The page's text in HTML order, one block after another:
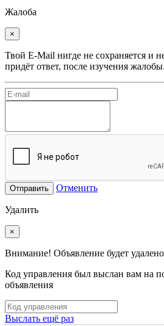
Жалоба
×
Твой E-Mail нигде не сохраняется и
придёт ответ, после изучения жалобы.
Отправить Отменить
Удалить
×
Внимание! Объявление будет
Код управления был выслан вам на
объявления
Выслать ещё раз